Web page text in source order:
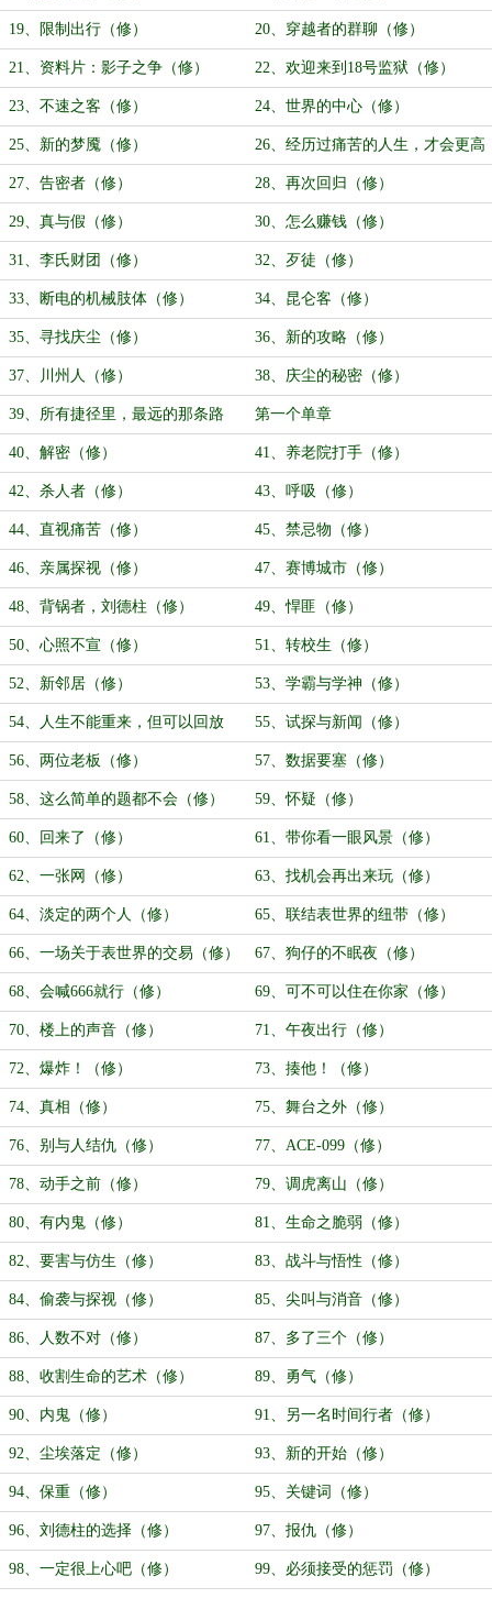
19、限制出行（修） 20、穿越者的群聊（修）
21、资料片：影子之争（修） 22、欢迎来到18号监狱（修）
23、不速之客（修） 24、世界的中心（修）
25、新的梦魇（修） 26、经历过痛苦的人生，才会更高
等（修）
27、告密者（修） 28、再次回归（修）
29、真与假（修） 30、怎么赚钱（修）
31、李氏财团（修） 32、歹徒（修）
33、断电的机械肢体（修） 34、昆仑客（修）
35、寻找庆尘（修） 36、新的攻略（修）
37、川州人（修） 38、庆尘的秘密（修）
39、所有捷径里，最远的那条路
（修）
第一个单章
40、解密（修） 41、养老院打手（修）
42、杀人者（修） 43、呼吸（修）
44、直视痛苦（修） 45、禁忌物（修）
46、亲属探视（修） 47、赛博城市（修）
48、背锅者，刘德柱（修） 49、悍匪（修）
50、心照不宣（修） 51、转校生（修）
52、新邻居（修） 53、学霸与学神（修）
54、人生不能重来，但可以回放
（修）
55、试探与新闻（修）
56、两位老板（修） 57、数据要塞（修）
58、这么简单的题都不会（修） 59、怀疑（修）
60、回来了（修） 61、带你看一眼风景（修）
62、一张网（修） 63、找机会再出来玩（修）
64、淡定的两个人（修） 65、联结表世界的纽带（修）
66、一场关于表世界的交易（修） 67、狗仔的不眠夜（修）
68、会喊666就行（修） 69、可不可以住在你家（修）
70、楼上的声音（修） 71、午夜出行（修）
72、爆炸！（修） 73、揍他！（修）
74、真相（修） 75、舞台之外（修）
76、别与人结仇（修） 77、ACE-099（修）
78、动手之前（修） 79、调虎离山（修）
80、有内鬼（修） 81、生命之脆弱（修）
82、要害与仿生（修） 83、战斗与悟性（修）
84、偷袭与探视（修） 85、尖叫与消音（修）
86、人数不对（修） 87、多了三个（修）
88、收割生命的艺术（修） 89、勇气（修）
90、内鬼（修） 91、另一名时间行者（修）
92、尘埃落定（修） 93、新的开始（修）
94、保重（修） 95、关键词（修）
96、刘德柱的选择（修） 97、报仇（修）
98、一定很上心吧（修） 99、必须接受的惩罚（修）